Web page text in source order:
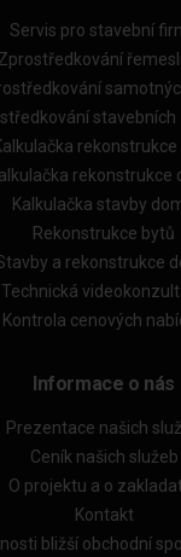
Servis pro stavební
Zprostředkování
stavebních
rekonstrukce
rekonstrukce
Kalkulačka stavby
Rekonstrukce bytů
a rekonstrukce
Technická
Kontrola cenových
Informace o nás
Prezentace našich
Ceník našich služeb
O projektu a o
Kontakt
bližší obchodní